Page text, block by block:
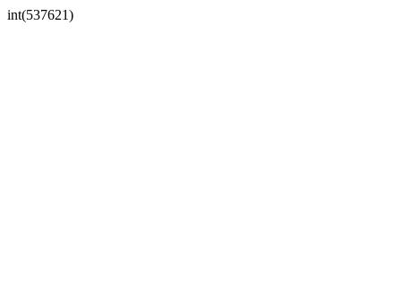
int(537621)